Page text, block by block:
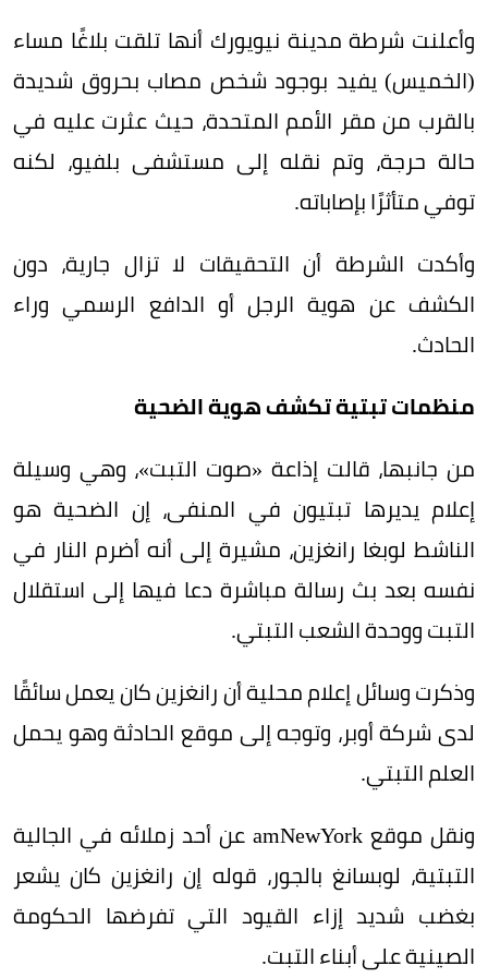
وأعلنت شرطة مدينة نيويورك أنها تلقت بلاغًا مساء
(الخميس) يفيد بوجود شخص مصاب بحروق شديدة
بالقرب من مقر الأمم المتحدة، حيث عثرت عليه في
حالة حرجة، وتم نقله إلى مستشفى بلفيو، لكنه
توفي متأثرًا بإصاباته.
وأكدت الشرطة أن التحقيقات لا تزال جارية، دون
الكشف عن هوية الرجل أو الدافع الرسمي وراء
الحادث.
منظمات تبتية تكشف هوية الضحية
من جانبها، قالت إذاعة «صوت التبت»، وهي وسيلة
إعلام يديرها تبتيون في المنفى، إن الضحية هو
الناشط لوبغا رانغزين، مشيرة إلى أنه أضرم النار في
نفسه بعد بث رسالة مباشرة دعا فيها إلى استقلال
التبت ووحدة الشعب التبتي.
وذكرت وسائل إعلام محلية أن رانغزين كان يعمل سائقًا
لدى شركة أوبر، وتوجه إلى موقع الحادثة وهو يحمل
العلم التبتي.
ونقل موقع amNewYork عن أحد زملائه في الجالية
التبتية، لوبسانغ بالجور، قوله إن رانغزين كان يشعر
بغضب شديد إزاء القيود التي تفرضها الحكومة
الصينية على أبناء التبت.